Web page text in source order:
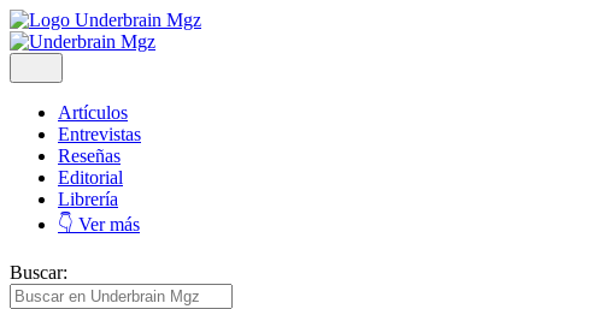
Artículos
Entrevistas
Reseñas
Editorial
Librería
👇 Ver más
Buscar: